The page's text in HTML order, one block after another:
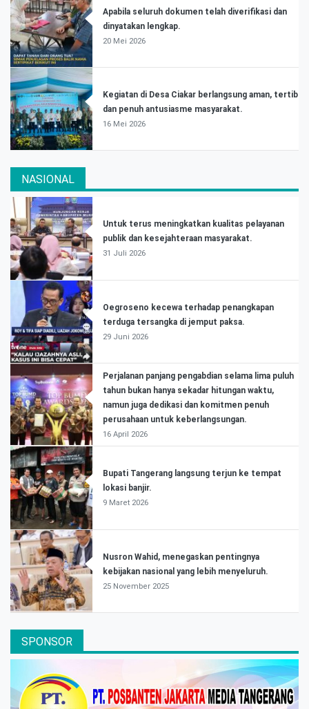
Apabila seluruh dokumen telah diverifikasi dan
dinyatakan lengkap.
20 Mei 2026
Kegiatan di Desa Ciakar berlangsung aman, tertib
dan penuh antusiasme masyarakat.
16 Mei 2026
NASIONAL
Untuk terus meningkatkan kualitas pelayanan
publik dan kesejahteraan masyarakat.
31 Juli 2026
Oegroseno kecewa terhadap penangkapan
terduga tersangka di jemput paksa.
29 Juni 2026
Perjalanan panjang pengabdian selama lima puluh
tahun bukan hanya sekadar hitungan waktu,
namun juga dedikasi dan komitmen penuh
perusahaan untuk keberlangsungan.
16 April 2026
Bupati Tangerang langsung terjun ke tempat
lokasi banjir.
9 Maret 2026
Nusron Wahid, menegaskan pentingnya
kebijakan nasional yang lebih menyeluruh.
25 November 2025
SPONSOR